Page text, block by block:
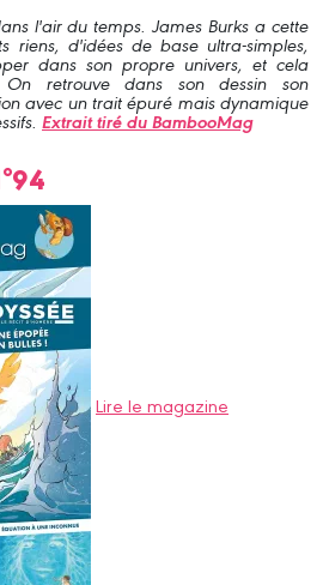
l'air du temps. James Burks a cette
riens, d'idées de base ultra-simples,
dans son propre univers, et cela
retrouve dans son dessin son
avec un trait épuré mais dynamique
Extrait tiré du BambooMag
Lire le magazine